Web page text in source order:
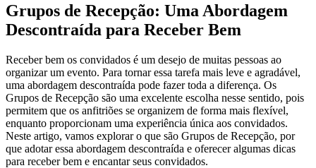
Grupos de Recepção: Uma Abordagem
Descontraída para Receber Bem
Receber bem os convidados é um desejo de muitas pessoas ao
organizar um evento. Para tornar essa tarefa mais leve e agradável,
uma abordagem descontraída pode fazer toda a diferença. Os
Grupos de Recepção são uma excelente escolha nesse sentido, pois
permitem que os anfitriões se organizem de forma mais flexível,
enquanto proporcionam uma experiência única aos convidados.
Neste artigo, vamos explorar o que são Grupos de Recepção, por
que adotar essa abordagem descontraída e oferecer algumas dicas
para receber bem e encantar seus convidados.